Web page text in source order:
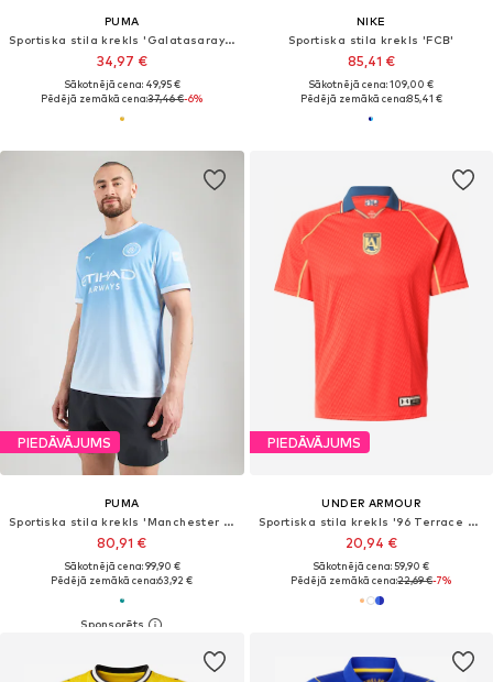
PUMA
Sportiska stila krekls 'Galatasaray Istanbul'
34,97 €
Sākotnējā cena: 49,95 €
Pēdējā zemākā cena:37,46 €-6%
NIKE
Sportiska stila krekls 'FCB'
85,41 €
Sākotnējā cena: 109,00 €
Pēdējā zemākā cena:85,41 €
PIEDĀVĀJUMS
PUMA
Sportiska stila krekls 'Manchester City Heimtrikot 2026/27'
80,91 €
Sākotnējā cena: 99,90 €
Pēdējā zemākā cena:63,92 €
PIEDĀVĀJUMS
UNDER ARMOUR
Sportiska stila krekls '96 Terrace Country'
20,94 €
Sākotnējā cena: 59,90 €
Pēdējā zemākā cena:22,69 €-7%